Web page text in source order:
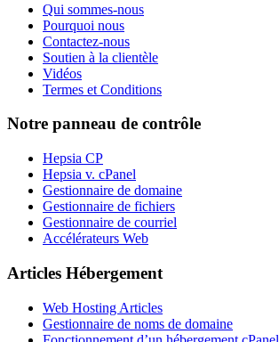
Qui sommes-nous
Pourquoi nous
Contactez-nous
Soutien à la clientèle
Vidéos
Termes et Conditions
Notre panneau de contrôle
Hepsia CP
Hepsia v. cPanel
Gestionnaire de domaine
Gestionnaire de fichiers
Gestionnaire de courriel
Accélérateurs Web
Articles Hébergement
Web Hosting Articles
Gestionnaire de noms de domaine